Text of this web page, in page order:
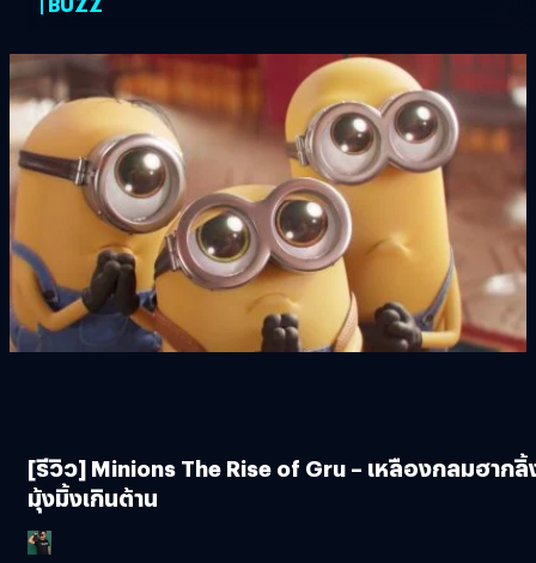
[รีวิว] Minions The Rise of Gru – เหลืองกลมฮากลิ้
มุ้งมิ้งเกินต้าน